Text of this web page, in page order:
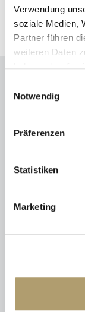
Verwendung
soziale Medien,
Partner führen
weiteren Daten
haben oder die
Notwendig
Präferenzen
Statistiken
Marketing
Wesentlicher
Energieausweis